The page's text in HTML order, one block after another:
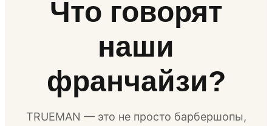
Что говорят
наши
франчайзи?
TRUEMAN — это не просто барбершопы,